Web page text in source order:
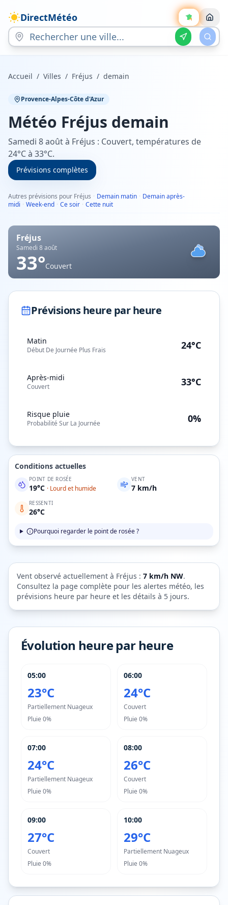
DirectMétéo
Accueil / Villes / Fréjus / demain
Provence-Alpes-Côte d'Azur
Météo Fréjus demain
Samedi 8 août à Fréjus : Couvert, températures de
24°C à 33°C.
Prévisions complètes
Autres prévisions pour Fréjus · Demain matin · Demain après-
midi · Week-end · Ce soir · Cette nuit
Fréjus
Samedi 8 août
33°Couvert
Prévisions heure par heure
Matin
Début De Journée Plus Frais 24°C
Après-midi
Couvert 33°C
Risque pluie
Probabilité Sur La Journée 0%
Conditions actuelles
POINT DE ROSÉE
19°C · Lourd et humide
VENT
7 km/h
RESSENTI
26°C
Pourquoi regarder le point de rosée ?
Vent observé actuellement à Fréjus : 7 km/h NW.
Consultez la page complète pour les alertes météo, les
prévisions heure par heure et les détails à 5 jours.
Évolution heure par heure
05:00
23°C
Partiellement Nuageux
Pluie 0%
06:00
24°C
Couvert
Pluie 0%
07:00
24°C
Partiellement Nuageux
Pluie 0%
08:00
26°C
Couvert
Pluie 0%
09:00
27°C
Couvert
Pluie 0%
10:00
29°C
Partiellement Nuageux
Pluie 0%